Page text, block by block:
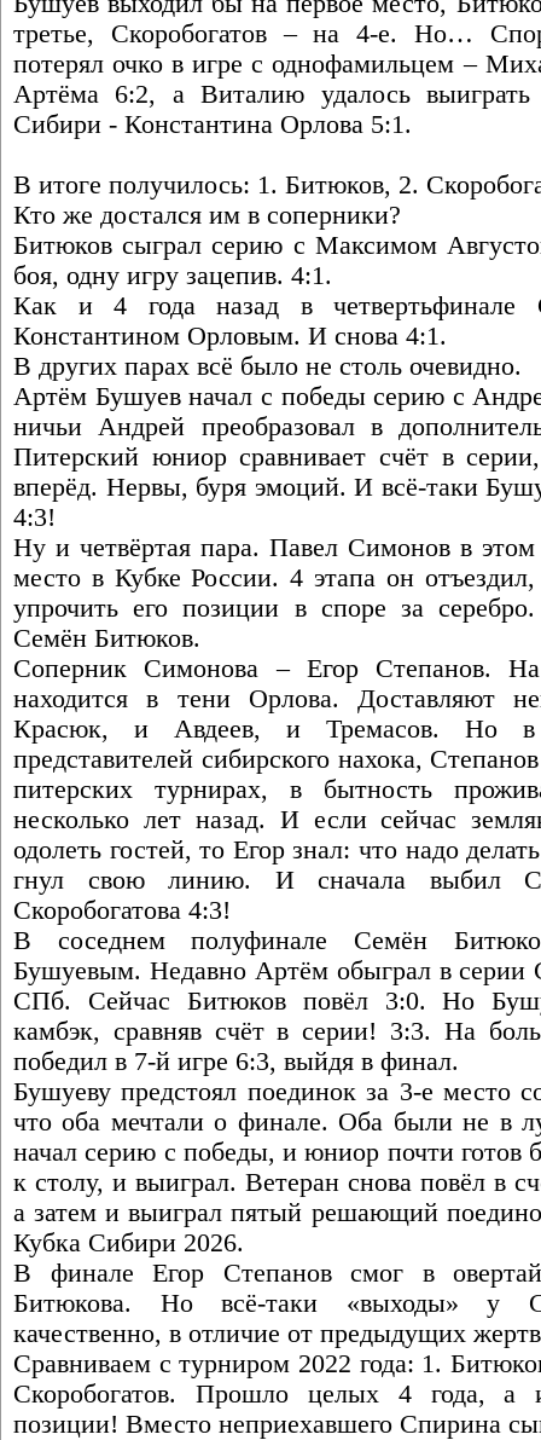
третье, Скоробогатов – на 4-е. Но…
потерял очко в игре с однофамильцем –
Артёма 6:2, а Виталию удалось выиграть
Сибири - Константина Орлова 5:1.
В итоге получилось: 1. Битюков, 2.
Кто же достался им в соперники?
Битюков сыграл серию с Максимом
боя, одну игру зацепив. 4:1.
Как и 4 года назад в четвертьфинале
Константином Орловым. И снова 4:1.
В других парах всё было не столь очевидно.
Артём Бушуев начал с победы серию с
ничьи Андрей преобразовал в
Питерский юниор сравнивает счёт в
вперёд. Нервы, буря эмоций. И всё-таки
4:3!
Ну и четвёртая пара. Павел Симонов в этом
место в Кубке России. 4 этапа он
упрочить его позиции в споре за
Семён Битюков.
Соперник Симонова – Егор Степанов.
находится в тени Орлова. Доставляют
Красюк, и Авдеев, и Тремасов. Но в
представителей сибирского нахока,
питерских турнирах, в бытность
несколько лет назад. И если сейчас
одолеть гостей, то Егор знал: что надо
гнул свою линию. И сначала выбил
Скоробогатова 4:3!
В соседнем полуфинале Семён
Бушуевым. Недавно Артём обыграл в серии
СПб. Сейчас Битюков повёл 3:0. Но
камбэк, сравняв счёт в серии! 3:3. На
победил в 7-й игре 6:3, выйдя в финал.
Бушуеву предстоял поединок за 3-е место
что оба мечтали о финале. Оба были не в
начал серию с победы, и юниор почти готов
к столу, и выиграл. Ветеран снова повёл в
а затем и выиграл пятый решающий
Кубка Сибири 2026.
В финале Егор Степанов смог в
Битюкова. Но всё-таки «выходы» у
качественно, в отличие от предыдущих
Сравниваем с турниром 2022 года: 1.
Скоробогатов. Прошло целых 4 года, а
позиции! Вместо неприехавшего Спирина